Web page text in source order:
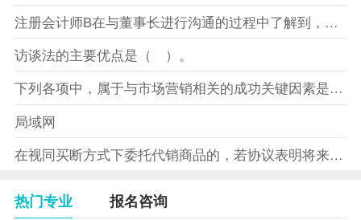
注册会计师B在与董事长进行沟通的过程中了解到，XYZ股份有限
访谈法的主要优点是（ ）。
下列各项中，属于与市场营销相关的成功关键因素是（）。
局域网
在视同买断方式下委托代销商品的，若协议表明将来受托方没有将商
热门专业 报名咨询